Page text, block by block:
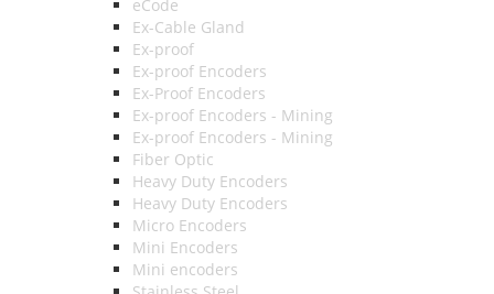
eCode
Ex-Cable Gland
Ex-proof
Ex-proof Encoders
Ex-Proof Encoders
Ex-proof Encoders - Mining
Ex-proof Encoders - Mining
Fiber Optic
Heavy Duty Encoders
Heavy Duty Encoders
Micro Encoders
Mini Encoders
Mini encoders